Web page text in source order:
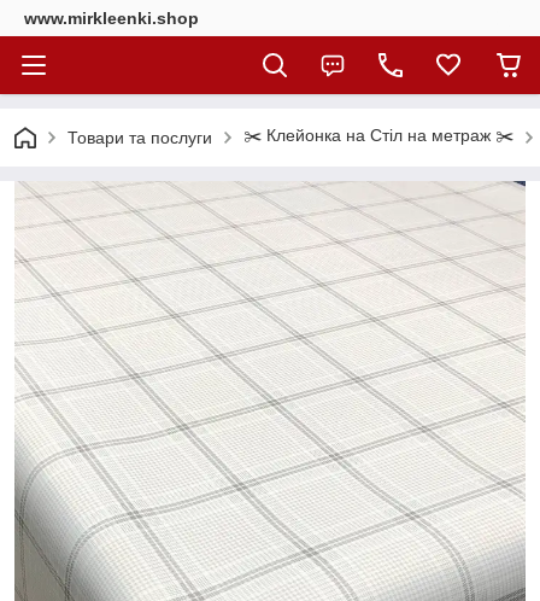
www.mirkleenki.shop
Товари та послуги ✂️ Клейонка на Стіл на метраж ✂️